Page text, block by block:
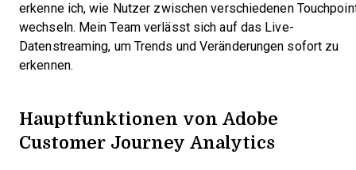
erkenne ich, wie Nutzer zwischen verschiedenen
wechseln. Mein Team verlässt sich auf das Live-
Datenstreaming, um Trends und Veränderungen sofort zu
erkennen.
Hauptfunktionen von Adobe
Customer Journey Analytics